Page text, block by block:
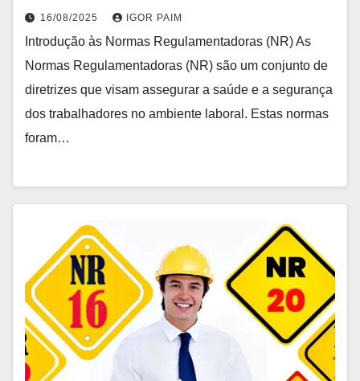
16/08/2025 IGOR PAIM
Introdução às Normas Regulamentadoras (NR) As
Normas Regulamentadoras (NR) são um conjunto de
diretrizes que visam assegurar a saúde e a segurança
dos trabalhadores no ambiente laboral. Estas normas
foram…